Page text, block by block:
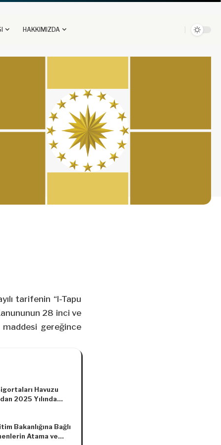
HAKKIMIZDA
tarifenin “I-Tapu
28 inci ve
gereğince
Havuzu
2025 Yılında
Oranlarına İlişkin
Değişiklik
Bakanlığına Bağlı
Atama ve